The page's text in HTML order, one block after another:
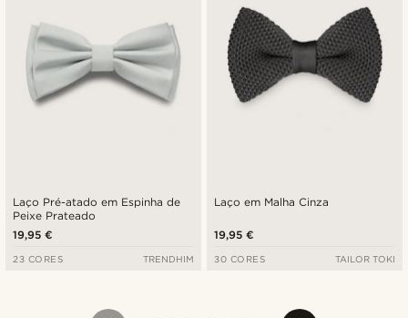
Laço Pré-atado em Espinha de
Peixe Prateado
19,95 €
23 CORES TRENDHIM
Laço em Malha Cinza
19,95 €
30 CORES TAILOR TOKI